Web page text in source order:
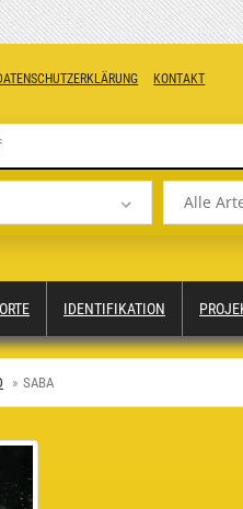
KONTAKT
Alle
IDENTIFIKATION
SABA